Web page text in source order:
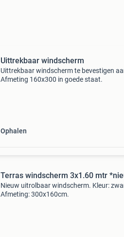
Uittrekbaar windscherm
Uittrekbaar windscherm te bevestigen
Afmeting 160x300 in goede staat.
Ophalen
Terras windscherm 3x1.60 mtr
Nieuw uitrolbaar windscherm. Kleur:
Afmeting: 300x160cm.